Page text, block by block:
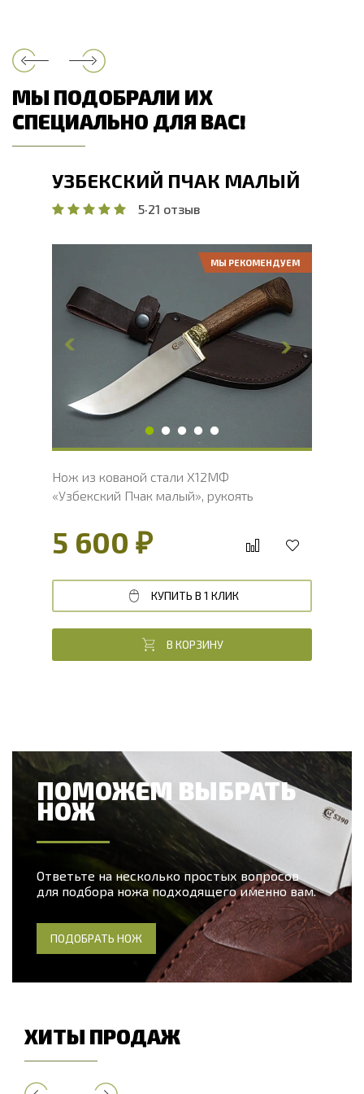
МЫ ПОДОБРАЛИ ИХ
СПЕЦИАЛЬНО ДЛЯ ВАС!
УЗБЕКСКИЙ ПЧАК МАЛЫЙ
5·21 отзыв
Общая длина, мм
260
Длина клинка, мм
132
Ширина клинка, мм
37.6
Толщина обуха, мм
Ширина рукояти, мм
23.1
Длина рукояти, мм
128
Толщина рукояти, мм
19.4
Твердость клинка, HRC
МЫ РЕКОМЕНДУЕМ
Нож из кованой стали Х12МФ
«Узбекский Пчак малый», рукоять
5 600 ₽
КУПИТЬ В 1 КЛИК
В КОРЗИНУ
ПОМОЖЕМ ВЫБРАТЬ
НОЖ
Ответьте на несколько простых вопросов
для подбора ножа подходящего именно вам.
ПОДОБРАТЬ НОЖ
ХИТЫ ПРОДАЖ